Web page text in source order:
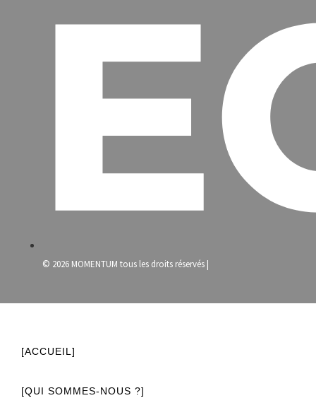
© 2026 MOMENTUM tous les droits réservés |
[ACCUEIL]
[QUI SOMMES-NOUS ?]